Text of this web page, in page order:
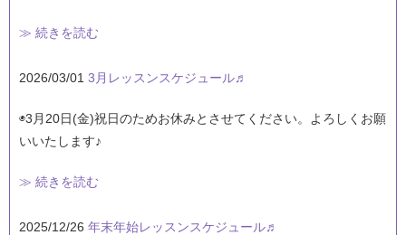
≫ 続きを読む
2026/03/01 3月レッスンスケジュール♬
◉3月20日(金)祝日のためお休みとさせてください。よろしくお願
いいたします♪
≫ 続きを読む
2025/12/26 年末年始レッスンスケジュール♬